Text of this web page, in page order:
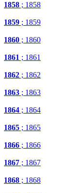
1858 ; 1858
1859 ; 1859
1860 ; 1860
1861 ; 1861
1862 ; 1862
1863 ; 1863
1864 ; 1864
1865 ; 1865
1866 ; 1866
1867 ; 1867
1868 ; 1868